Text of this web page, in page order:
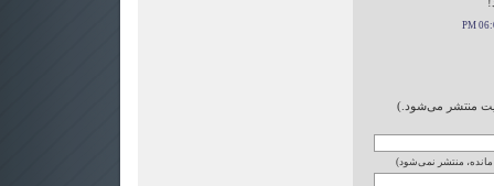
منتشر می‌شود.)
مانده، منتشر نمی‌شود)